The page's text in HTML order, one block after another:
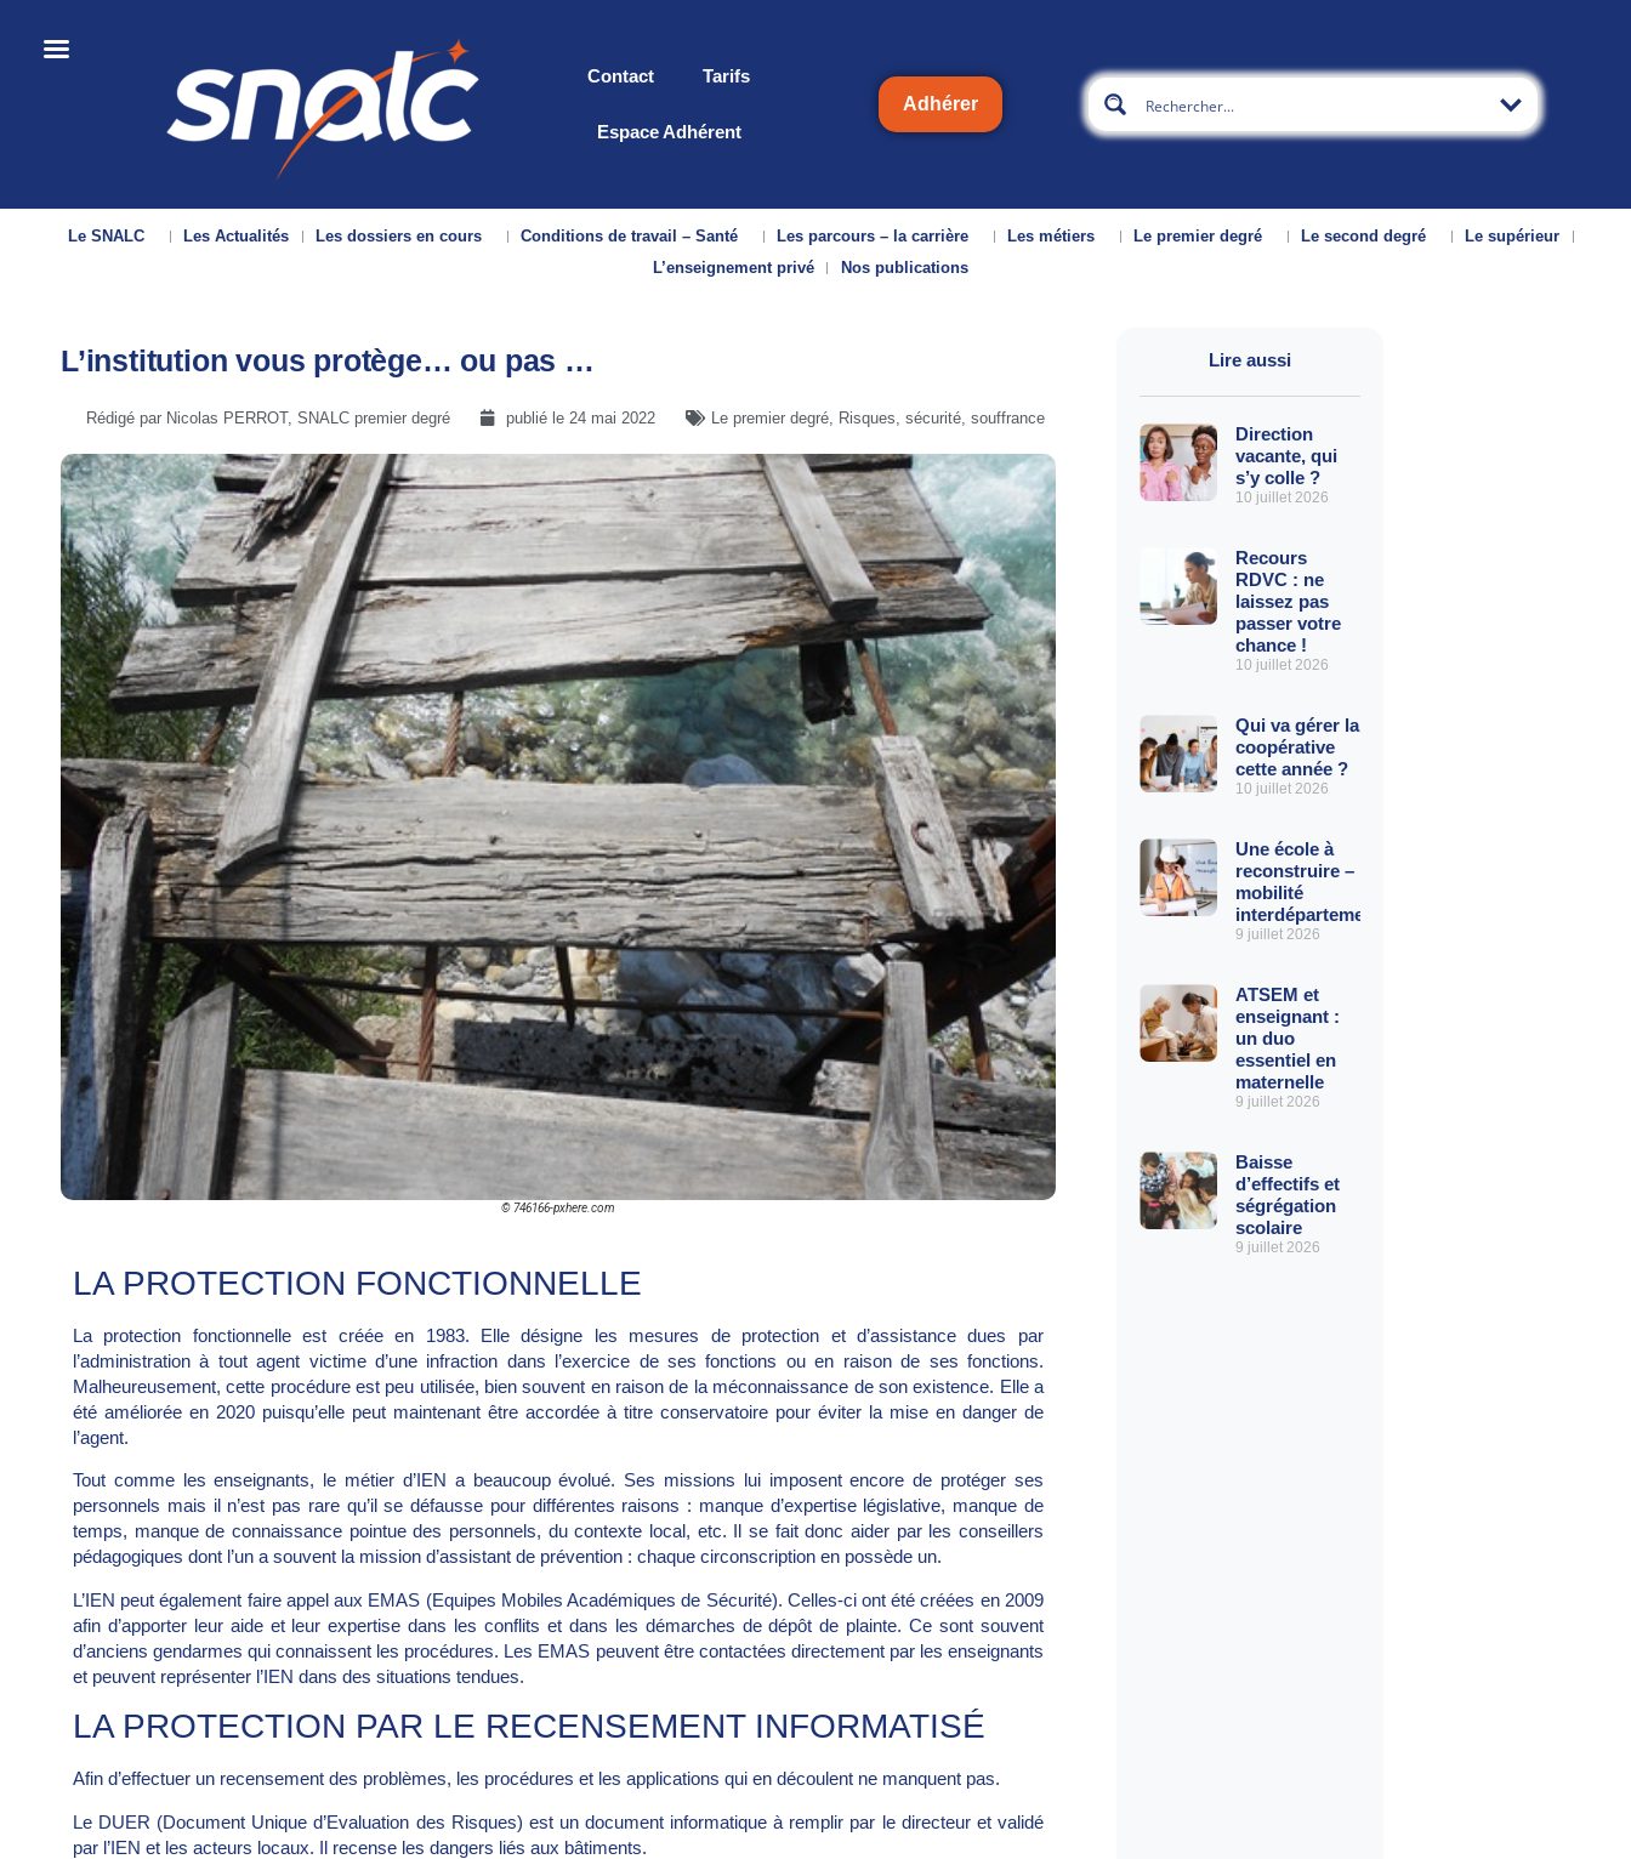
Contact Tarifs
Espace Adhérent
Adhérer
Le SNALC Les Actualités Les dossiers en cours Conditions de travail – Santé Les parcours – la carrière Les métiers Le premier degré Le second degré
Le supérieur
L’enseignement privé
Nos publications
L’institution vous protège… ou pas …
Rédigé par Nicolas PERROT, SNALC premier degré publié le 24 mai 2022 Le premier degré, Risques, sécurité, souffrance
© 746166-pxhere.com
LA PROTECTION FONCTIONNELLE
La protection fonctionnelle est créée en 1983. Elle désigne les mesures de protection et d’assistance dues par
l’administration à tout agent victime d’une infraction dans l’exercice de ses fonctions ou en raison de ses fonctions.
Malheureusement, cette procédure est peu utilisée, bien souvent en raison de la méconnaissance de son existence. Elle a
été améliorée en 2020 puisqu’elle peut maintenant être accordée à titre conservatoire pour éviter la mise en danger de
l’agent.
Tout comme les enseignants, le métier d’IEN a beaucoup évolué. Ses missions lui imposent encore de protéger ses
personnels mais il n’est pas rare qu’il se défausse pour différentes raisons : manque d’expertise législative, manque de
temps, manque de connaissance pointue des personnels, du contexte local, etc. Il se fait donc aider par les conseillers
pédagogiques dont l’un a souvent la mission d’assistant de prévention : chaque circonscription en possède un.
L’IEN peut également faire appel aux EMAS (Equipes Mobiles Académiques de Sécurité). Celles-ci ont été créées en 2009
afin d’apporter leur aide et leur expertise dans les conflits et dans les démarches de dépôt de plainte. Ce sont souvent
d’anciens gendarmes qui connaissent les procédures. Les EMAS peuvent être contactées directement par les enseignants
et peuvent représenter l’IEN dans des situations tendues.
LA PROTECTION PAR LE RECENSEMENT INFORMATISÉ
Afin d’effectuer un recensement des problèmes, les procédures et les applications qui en découlent ne manquent pas.
Le DUER (Document Unique d’Evaluation des Risques) est un document informatique à remplir par le directeur et validé
par l’IEN et les acteurs locaux. Il recense les dangers liés aux bâtiments.
Lire aussi
Direction
vacante, qui
s’y colle ?
10 juillet 2026
Recours
RDVC : ne
laissez pas
passer votre
chance !
10 juillet 2026
Qui va gérer la
coopérative
cette année ?
10 juillet 2026
Une école à
reconstruire – La
mobilité
interdépartementale
9 juillet 2026
ATSEM et
enseignant :
un duo
essentiel en
maternelle
9 juillet 2026
Baisse
d’effectifs et
ségrégation
scolaire
9 juillet 2026